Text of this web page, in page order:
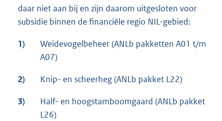
daar niet aan bij en zijn daarom uitgesloten voor
subsidie binnen de financiële regio NIL-gebied:
1)
Weidevogelbeheer (ANLb pakketten A01 t/m
A07)
2) Knip- en scheerheg (ANLb pakket L22)
3)
Half- en hoogstamboomgaard (ANLb pakket
L26)